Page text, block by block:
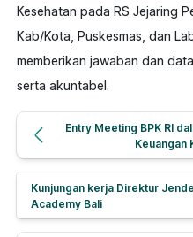
Kesehatan pada RS Jejaring
Kab/Kota, Puskesmas, dan
memberikan jawaban dan
serta akuntabel.
Previous post:
Entry Meeting BPK RI
Keuangan
Next post:
Kunjungan kerja Direktur
Academy Bali